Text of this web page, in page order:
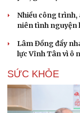
Nhiều công trình,
niên tình nguyện
Lâm Đồng đẩy
lực Vĩnh Tân vì ô
SỨC KHỎE